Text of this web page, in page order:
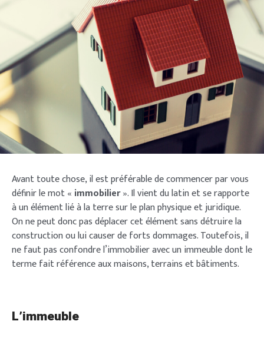
Avant toute chose, il est préférable de commencer par vous
définir le mot « immobilier». Il vient du latin et se rapporte
à un élément lié à la terre sur le plan physique et juridique.
On ne peut donc pas déplacer cet élément sans détruire la
construction ou lui causer de forts dommages. Toutefois, il
ne faut pas confondre l’immobilier avec un immeuble dont le
terme fait référence aux maisons, terrains et bâtiments.
L’immeuble